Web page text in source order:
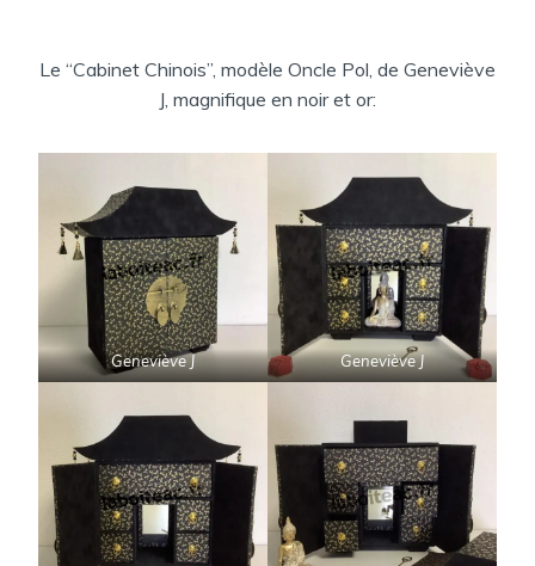
Le “Cabinet Chinois”, modèle Oncle Pol, de Geneviève
J, magnifique en noir et or:
Geneviève J Geneviève J